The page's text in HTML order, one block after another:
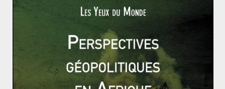
WTI, indice de référence aux Etats-Unis, est descendu
ainsi en moyenne largement en dessous des 20 dollars
le baril. Le 21 avril 2020, cet index est même tombé en
dessous des 0 euros atteignant des prix négatifs. Ceci
signifie qu’étant donné le manque de stockage
disponible, les opérateurs payent les acheteurs pour
qu’ils prennent leurs barils. Le début d’application de